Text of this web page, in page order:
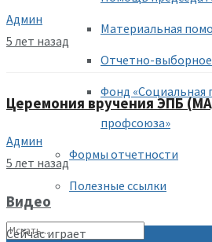
Материальная
Отчетно-
Фонд «Социальная
профсоюза»
Формы отчетности
Полезные ссылки
Админ
5 лет назад
Церемония вручения ЭПБ
Админ
5 лет назад
Видео
Сейчас играет